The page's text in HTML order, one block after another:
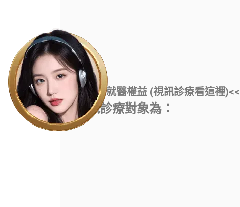
>>民眾就醫權益 (視訊診療看這裡)<<
視訊診療對象為：